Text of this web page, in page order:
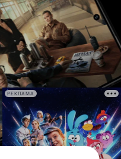
РЕКЛАМА